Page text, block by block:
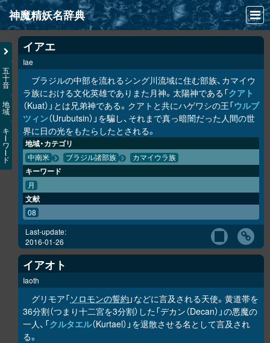
神魔精妖名辞典
NEWS
INFO
文献
検索
凖項目
画像資料便覧
LINK
五
十
音
地
域
キ
ワ
ド
イアエ
Iae
ブラジルの中部を流れるシング川流域に住む部族、カマイウ
ラ族における文化英雄でありまた月神。太陽神である「クアト
（Kuat）」とは兄弟神である。クアトと共にハゲワシの王「ウルブ
ツィン（Urubutsin）」を騙し、それまで真っ暗闇だった人間の世
界に日の光をもたらしたとされる。
地域・カテゴリ
中南米 ブラジル諸部族 カマイウラ族
キーワード
月
文献
08
Last-update:
2016-01-26
イアオト
Iaoth
グリモア「ソロモンの誓約 」などに言及される天使。黄道帯を
36分割（つまり十二宮を3分割）した「デカン（Decan）」の悪魔の
一人、「クルタエル（Kurtael）」を退散させる名として言及され
る。